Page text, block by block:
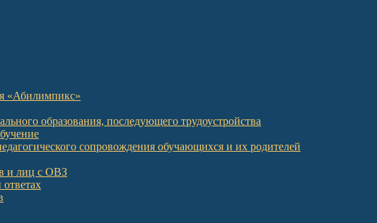
«Абилимпикс»
образования, последующего трудоустройства
сопровождения обучающихся и их родителей
и лиц с ОВЗ